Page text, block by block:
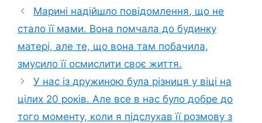
Марині надійшло повідомлення, що не
стало її мами. Вона помчала до будинку
матері, але те, що вона там побачила,
змусило її осмислити своє життя.
У нас із дружиною була різниця у віці на
цілих 20 років. Але все в нас було добре до
того моменту, коли я підслухав її розмову з